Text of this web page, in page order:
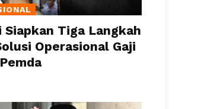
Siapkan Tiga Langkah
Operasional Gaji